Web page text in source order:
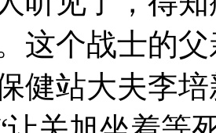
这个战士的
健站大夫李